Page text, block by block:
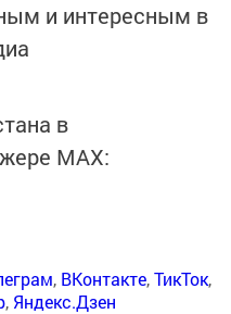
и интересным в
в
MАХ:
, ВКонтакте,ТикТок,
, Яндекс.Дзен